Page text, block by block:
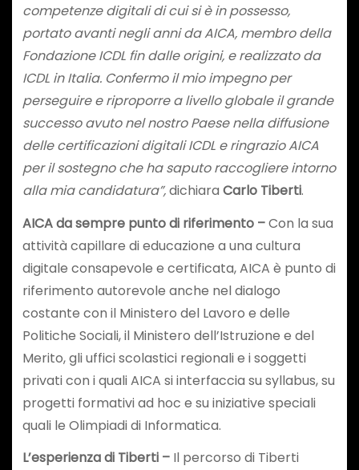
competenze digitali di cui si è in possesso,
portato avanti negli anni da AICA, membro della
Fondazione ICDL fin dalle origini, e realizzato da
ICDL in Italia. Confermo il mio impegno per
perseguire e riproporre a livello globale il grande
successo avuto nel nostro Paese nella diffusione
delle certificazioni digitali ICDL e ringrazio AICA
per il sostegno che ha saputo raccogliere intorno
alla mia candidatura”,dichiara Carlo Tiberti.
AICA da sempre punto di riferimento –Con la sua
attività capillare di educazione a una cultura
digitale consapevole e certificata, AICA è punto di
riferimento autorevole anche nel dialogo
costante con il Ministero del Lavoro e delle
Politiche Sociali, il Ministero dell’Istruzione e del
Merito, gli uffici scolastici regionali e i soggetti
privati con i quali AICA si interfaccia su syllabus, su
progetti formativi ad hoc e su iniziative speciali
quali le Olimpiadi di Informatica.
L’esperienza di Tiberti – Il percorso di Tiberti